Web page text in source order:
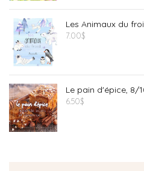
Les Animaux du
7.00$
Le pain d'épice, 8/
6.50$